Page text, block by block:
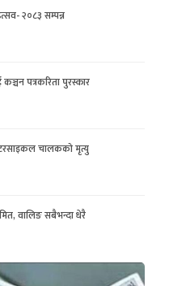
२०८३ सम्पन्न
पत्रकरिता पुरस्कार
चालकको मृत्यु
वालिङ सबैभन्दा धेरै